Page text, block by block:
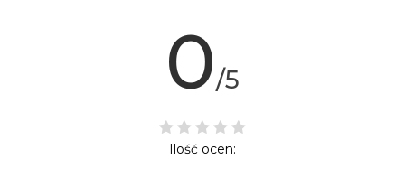
0/5
Ilość ocen: